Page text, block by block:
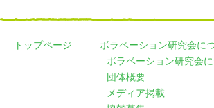
トップページ
ボラベーション研究会に
ボラベーション研究会
団体概要
メディア掲載